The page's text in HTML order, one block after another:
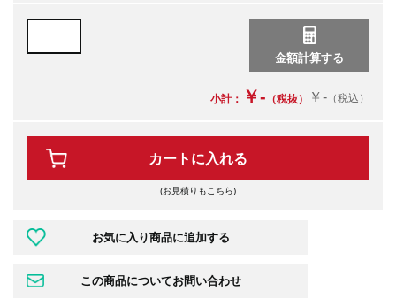
小計： ￥- （税抜） ￥- （税込）
カートに入れる
(お見積りもこちら)